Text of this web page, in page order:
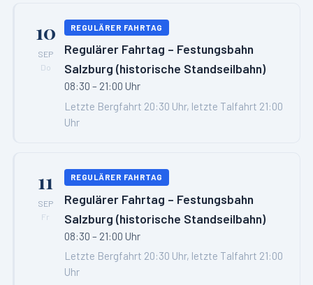
10
SEP
Do
REGULÄRER FAHRTAG
Regulärer Fahrtag – Festungsbahn
Salzburg (historische Standseilbahn)
08:30 – 21:00 Uhr
Letzte Bergfahrt 20:30 Uhr, letzte Talfahrt 21:00
Uhr
11
SEP
Fr
REGULÄRER FAHRTAG
Regulärer Fahrtag – Festungsbahn
Salzburg (historische Standseilbahn)
08:30 – 21:00 Uhr
Letzte Bergfahrt 20:30 Uhr, letzte Talfahrt 21:00
Uhr